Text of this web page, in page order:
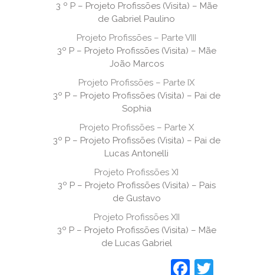
3 º P – Projeto Profissões (Visita) – Mãe
de Gabriel Paulino
Projeto Profissões – Parte VIII
3º P – Projeto Profissões (Visita) – Mãe
João Marcos
Projeto Profissões – Parte IX
3º P – Projeto Profissões (Visita) – Pai de
Sophia
Projeto Profissões – Parte X
3º P – Projeto Profissões (Visita) – Pai de
Lucas Antonelli
Projeto Profissões XI
3º P – Projeto Profissões (Visita) – Pais
de Gustavo
Projeto Profissões XII
3º P – Projeto Profissões (Visita) – Mãe
de Lucas Gabriel